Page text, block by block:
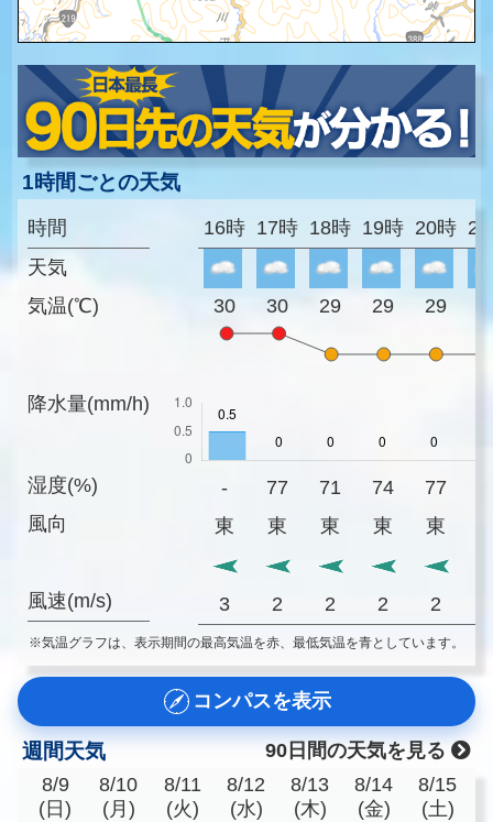
1時間ごとの天気
時間
天気
気温(℃)
降水量(mm/h)
湿度(%)
風向
風速(m/s)
16時 17時 18時 19時 20時
30 30 29 29 29
- 77 71 74 77
東
東 東 東 東
3 2 2 2 2
※気温グラフは、表示期間の最高気温を赤、最低気温を青としています。
コンパスを表示
週間天気
90日間の天気を見る
8/9
(日)
8/10
(月)
8/11
(火)
8/12
(水)
8/13
(木)
8/14
(金)
8/15
(土)